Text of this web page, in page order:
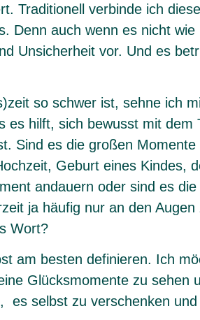
Traditionell verbinde ich
Denn auch wenn es nicht
Unsicherheit vor. Und es
so schwer ist, sehne ich
es hilft, sich bewusst mit
Sind es die großen
Geburt eines Kindes,
andauern oder sind es
ja häufig nur an den
Wort?
am besten definieren. Ich
Glücksmomente zu sehen
es selbst zu verschenken